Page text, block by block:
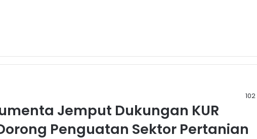
102
Jemput Dukungan KUR
Penguatan Sektor Pertanian